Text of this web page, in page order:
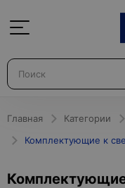
Главная Категории
Комплектующие к